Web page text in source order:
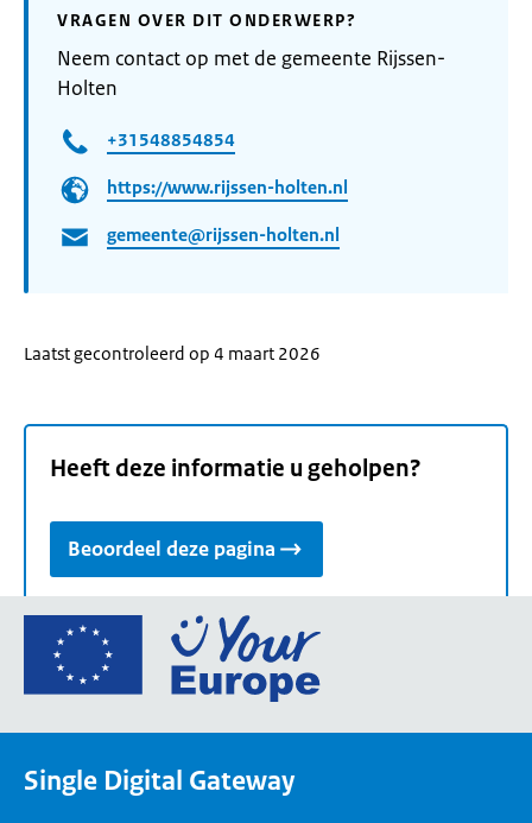
VRAGEN OVER DIT ONDERWERP?
Neem contact op met de gemeente Rijssen-
Holten
+31548854854
https://www.rijssen-holten.nl
gemeente@rijssen-holten.nl
Laatst gecontroleerd op 4 maart 2026
Heeft deze informatie u geholpen?
Beoordeel deze pagina
Ga
de
Single Digital Gateway